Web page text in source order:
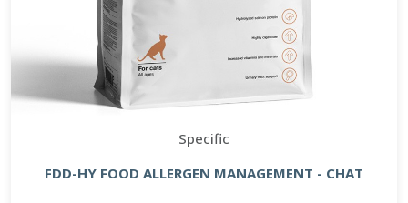
Specific
FDD-HY FOOD ALLERGEN MANAGEMENT - CHAT